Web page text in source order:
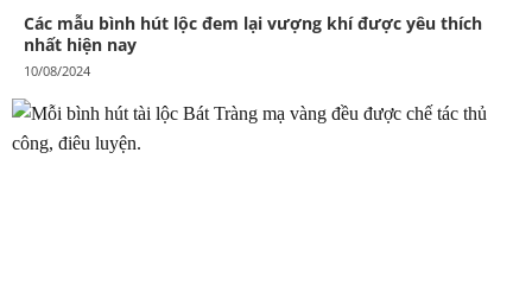
Các mẫu bình hút lộc đem lại vượng khí được yêu thích
nhất hiện nay
10/08/2024